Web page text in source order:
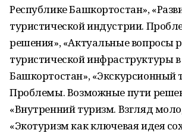
Республике Башкортостан»,
туристической индустрии.
решения», «Актуальные вопросы
туристической инфраструктуры
Башкортостан», «Экскурсионный
Проблемы. Возможные пути
«Внутренний туризм. Взгляд
«Экотуризм как ключевая идея